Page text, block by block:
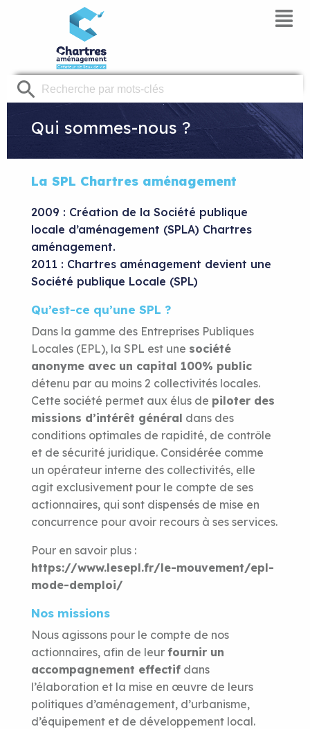
Qui sommes-nous ?
La SPL Chartres aménagement
2009 : Création de la Société publique
locale d’aménagement (SPLA) Chartres
aménagement.
2011 : Chartres aménagement devient une
Société publique Locale (SPL)
Qu’est-ce qu’une SPL ?
Dans la gamme des Entreprises Publiques
Locales (EPL), la SPL est une société
anonyme avec un capital 100% public
détenu par au moins 2 collectivités locales.
Cette société permet aux élus de piloter des
missions d’intérêt général dans des
conditions optimales de rapidité, de contrôle
et de sécurité juridique. Considérée comme
un opérateur interne des collectivités, elle
agit exclusivement pour le compte de ses
actionnaires, qui sont dispensés de mise en
concurrence pour avoir recours à ses services.
Pour en savoir plus :
https://www.lesepl.fr/le-mouvement/epl-
mode-demploi/
Nos missions
Nous agissons pour le compte de nos
actionnaires, afin de leur fournir un
accompagnement effectif dans
l’élaboration et la mise en œuvre de leurs
politiques d’aménagement, d’urbanisme,
d’équipement et de développement local.
Panneau de gestion des cookies